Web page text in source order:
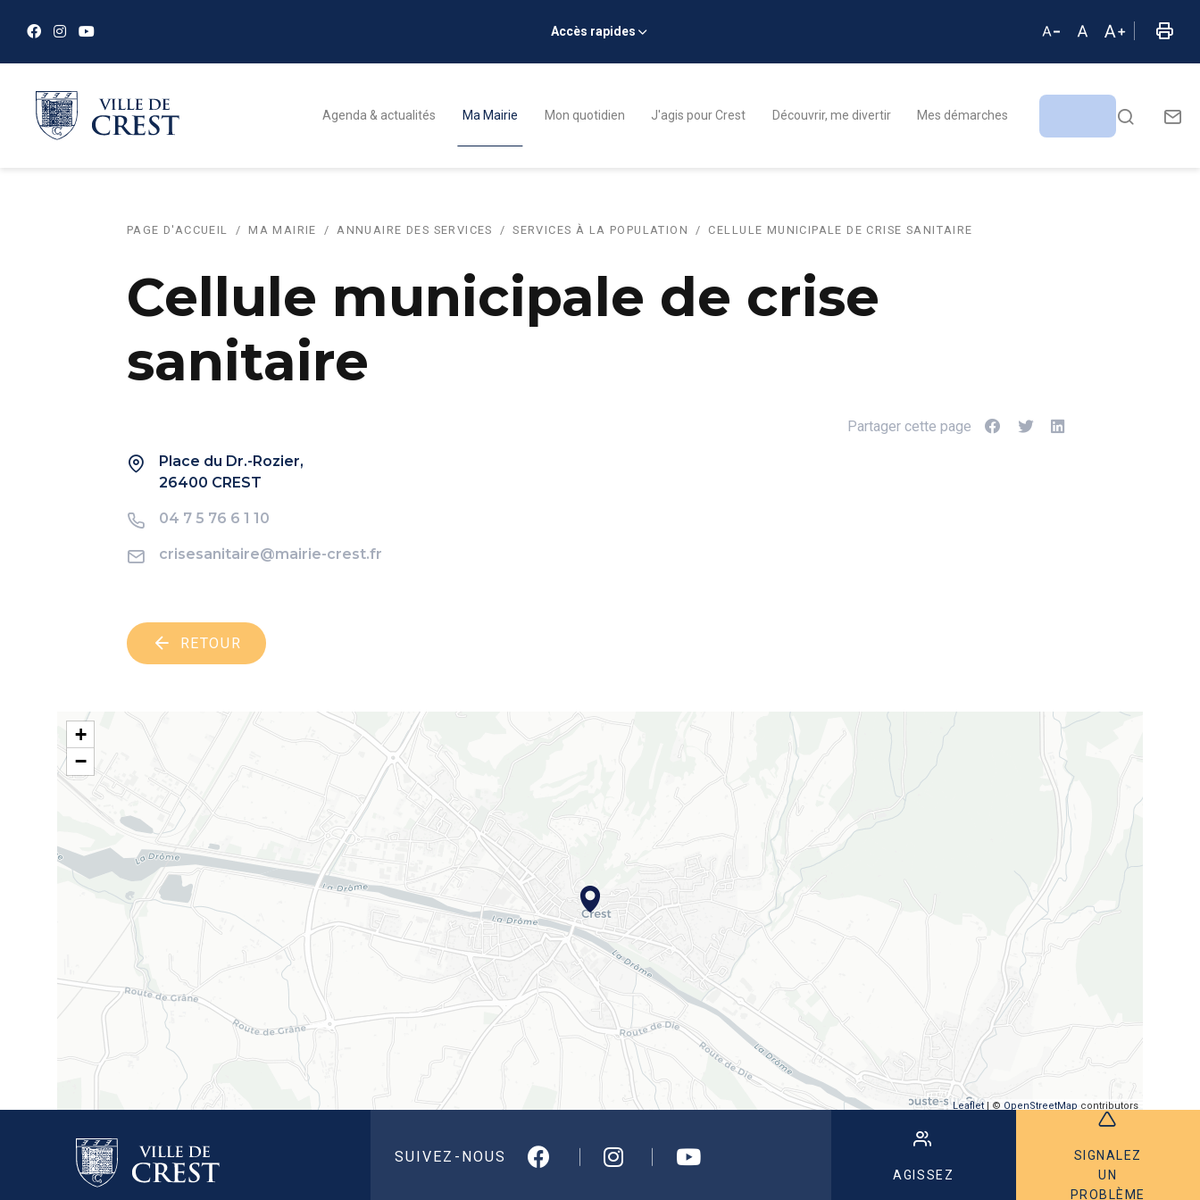
Accès rapides
Agenda & actualités Ma Mairie Mon quotidien J'agis pour Crest Découvrir, me divertir Mes démarches
PAGE D'ACCUEIL MA MAIRIE ANNUAIRE DES SERVICES SERVICES À LA POPULATION CELLULE MUNICIPALE DE CRISE SANITAIRE
Cellule municipale de crise
sanitaire
Place du Dr.-Rozier,
26400 CREST
04 7 5 76 6 1 10
crisesanitaire@mairie-crest.fr
Partager cette page
RETOUR
+
−
Leaflet| © OpenStreetMap contributors
SUIVEZ-NOUS
AGISSEZ
SIGNALEZ
UN
PROBLÈME